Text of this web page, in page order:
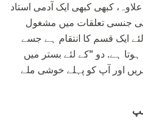
کبھی کبھی ایک آدمی استاد
جنسی تعلقات میں مشغول
لئے ایک قسم کا انتقام ہے جسے
ہے. دو "کے لئے بستر میں
اور آپ کو پہلے خوشی ملے